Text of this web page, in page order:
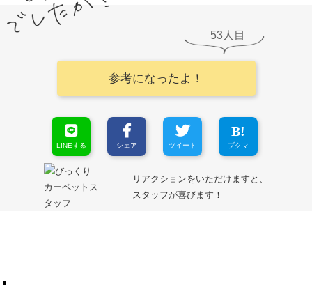
参考になったよ！
53
LINEする シェア ツイート ブクマ
リアクションをいただけますと、
スタッフが喜びます！